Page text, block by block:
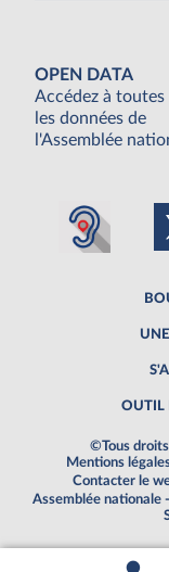
OPEN DATA
Accédez à toutes
les données de
l'Assemblée
OUTIL
©Tous
Mentions
Contacter le
Assemblée nationale